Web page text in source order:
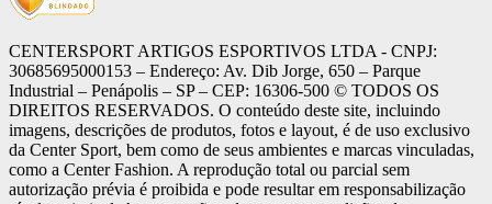
CENTERSPORT ARTIGOS ESPORTIVOS LTDA - CNPJ:
30685695000153 – Endereço: Av. Dib Jorge, 650 – Parque
Industrial – Penápolis – SP – CEP: 16306-500 ©️ TODOS OS
DIREITOS RESERVADOS. O conteúdo deste site, incluindo
imagens, descrições de produtos, fotos e layout, é de uso exclusivo
da Center Sport, bem como de seus ambientes e marcas vinculadas,
como a Center Fashion. A reprodução total ou parcial sem
autorização prévia é proibida e pode resultar em responsabilização